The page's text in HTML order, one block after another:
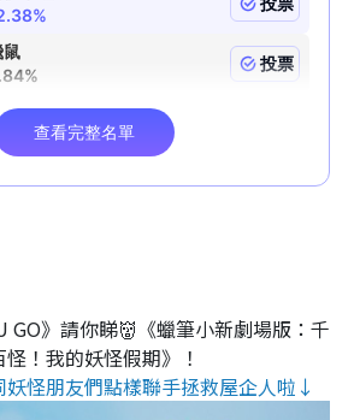
GO》請你睇👹《蠟筆小新劇場版：千
怪！我的妖怪假期》！
怪朋友們點樣聯手拯救屋企人啦↓